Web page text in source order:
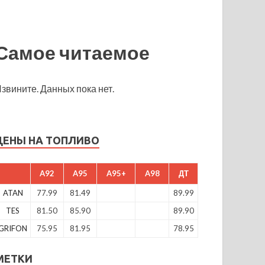
читаемое
Данных пока нет.
НА ТОПЛИВО
A92 A95 A95+ A98 ДТ
ATAN 77.99 81.49
89.99
TES
81.50 85.90
89.90
75.95 81.95 78.95